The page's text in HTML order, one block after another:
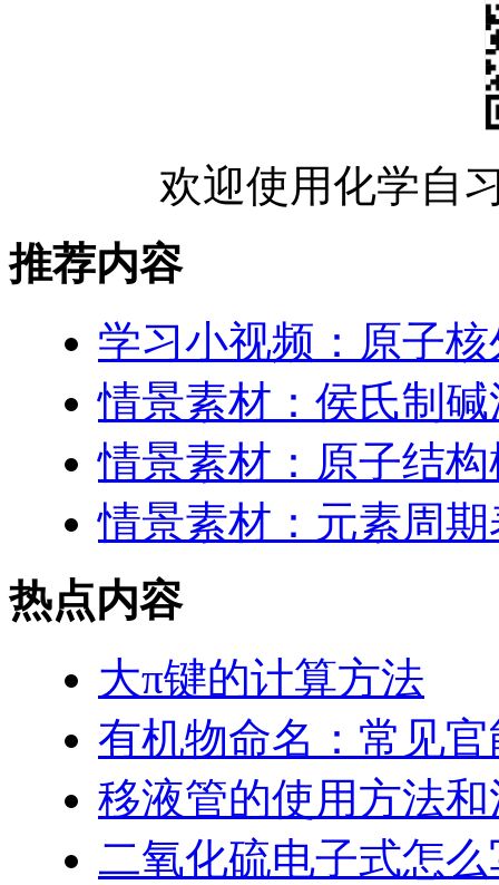
欢迎使用化学自
推荐内容
学习小视频：原子
情景素材：侯氏制
情景素材：原子结
情景素材：元素周
热点内容
大π键的计算方法
有机物命名：常见
移液管的使用方法
二氧化硫电子式怎